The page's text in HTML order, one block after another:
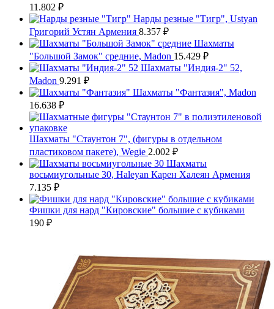
11.802 ₽
Нарды резные "Тигр", Ustyan
Григорий Устян Армения 8.357 ₽
Шахматы
"Большой Замок" средние, Madon 15.429 ₽
Шахматы "Индия-2" 52,
Madon 9.291 ₽
Шахматы "Фантазия", Madon
16.638 ₽
Шахматы "Стаунтон 7", (фигуры в отдельном
пластиковом пакете), Wegie 2.002 ₽
Шахматы
восьмиугольные 30, Haleyan Карен Халеян Армения
7.135 ₽
Фишки для нард "Кировские" большие с кубиками
190 ₽